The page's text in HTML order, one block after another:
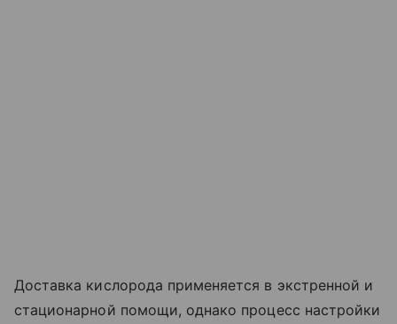
Доставка кислорода применяется в экстренной и
стационарной помощи, однако процесс настройки